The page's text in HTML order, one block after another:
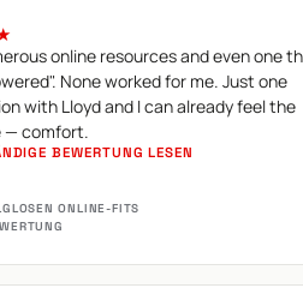
online resources and even one
None worked for me. Just one
with Lloyd and I can already feel the
— comfort.
BEWERTUNG LESEN
ONLINE-FITS